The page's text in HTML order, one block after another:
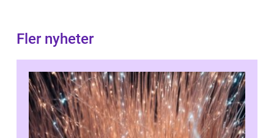
Fler nyheter